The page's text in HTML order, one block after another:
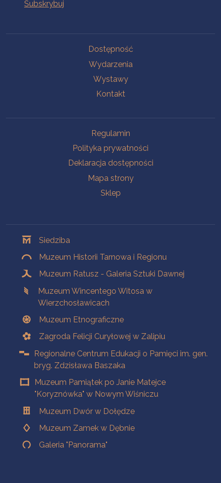
Dostępność
Wydarzenia
Wystawy
Kontakt
Regulamin
Polityka prywatności
Deklaracja dostępności
Mapa strony
Sklep
Siedziba
Muzeum Historii Tarnowa i Regionu
Muzeum Ratusz - Galeria Sztuki Dawnej
Muzeum Wincentego Witosa w
Wierzchosławicach
Muzeum Etnograficzne
Zagroda Felicji Curyłowej w Zalipiu
Regionalne Centrum Edukacji o Pamięci im. gen.
bryg. Zdzisława Baszaka
Muzeum Pamiątek po Janie Matejce
"Koryznówka" w Nowym Wiśniczu
Muzeum Dwór w Dołędze
Muzeum Zamek w Dębnie
Galeria "Panorama"